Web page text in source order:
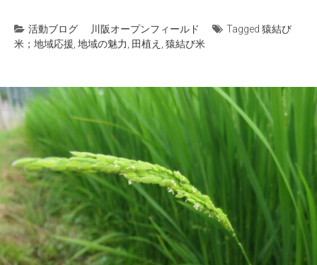
活動ブログ 川阪オープンフィールド Tagged 猿結び
米；地域応援 地域の魅力 田植え 猿結び米